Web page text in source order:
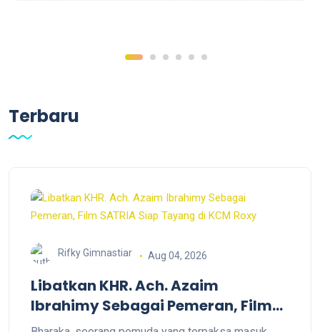
Terbaru
Rifky Gimnastiar Aug 04, 2026
Libatkan KHR. Ach. Azaim
Ibrahimy Sebagai Pemeran, Film
SATRIA Siap Tayang di KCM Roxy